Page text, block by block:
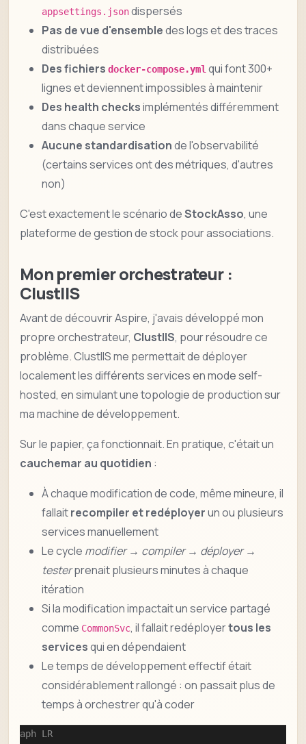
appsettings.jsondispersés
Pas de vue d'ensembledes logs et des traces
distribuées
Des fichiers docker-compose.yml qui font 300+
lignes et deviennent impossibles à maintenir
Des health checksimplémentés différemment
dans chaque service
Aucune standardisationde l'observabilité
(certains services ont des métriques, d'autres
non)
C'est exactement le scénario deStockAsso, une
plateforme de gestion de stock pour associations.
Mon premier orchestrateur :
ClustIIS
Avant de découvrir Aspire, j'avais développé mon
propre orchestrateur, ClustIIS, pour résoudre ce
problème. ClustIIS me permettait de déployer
localement les différents services en mode self-
hosted, en simulant une topologie de production sur
ma machine de développement.
Sur le papier, ça fonctionnait. En pratique, c'était un
cauchemar au quotidien :
À chaque modification de code, même mineure, il
fallaitrecompiler et redéployerun ou plusieurs
services manuellement
Le cycle modifier → compiler → déployer →
testerprenait plusieurs minutes à chaque
itération
Si la modification impactait un service partagé
comme CommonSvc, il fallait redéployertous les
servicesqui en dépendaient
Le temps de développement effectif était
considérablement rallongé : on passait plus de
temps à orchestrer qu'à coder
graph LR